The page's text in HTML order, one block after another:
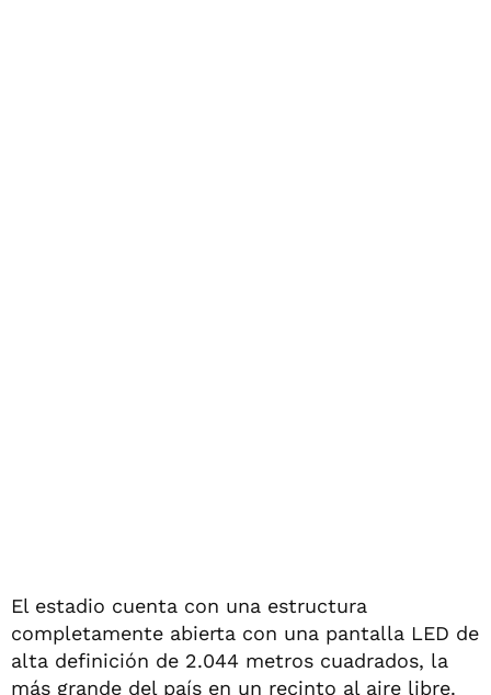
El estadio cuenta con una estructura
completamente abierta con una pantalla LED de
alta definición de 2.044 metros cuadrados, la
más grande del país en un recinto al aire libre.